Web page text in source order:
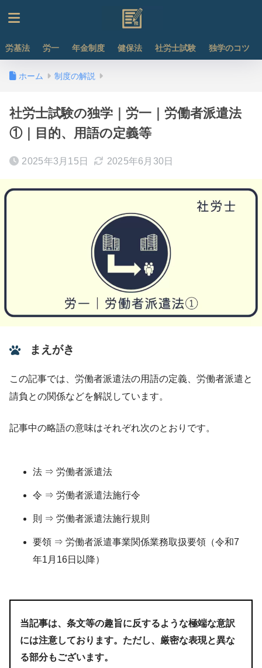
労基法 労一 年金制度 健保法 社労士試験 独学のコツ
ホーム 制度の解説
社労士試験の独学｜労一｜労働者派遣法
①｜目的、用語の定義等
2025年3月15日 2025年6月30日
まえがき
この記事では、労働者派遣法の用語の定義、労働者派遣と
請負との関係などを解説しています。
記事中の略語の意味はそれぞれ次のとおりです。
法 ⇒ 労働者派遣法
令 ⇒ 労働者派遣法施行令
則 ⇒ 労働者派遣法施行規則
要領 ⇒ 労働者派遣事業関係業務取扱要領（令和7
年1月16日以降）
当記事は、条文等の趣旨に反するような極端な意訳
には注意しております。ただし、厳密な表現と異な
る部分もございます。